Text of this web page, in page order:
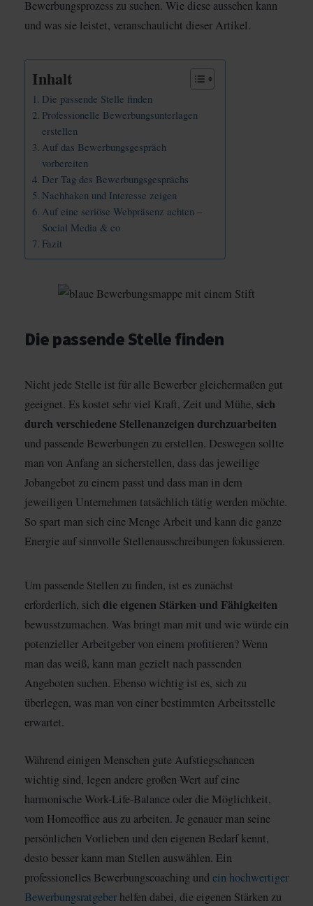
Bewerbungsprozess zu suchen. Wie diese aussehen kann
und was sie leistet, veranschaulicht dieser Artikel.
Inhalt
Die passende Stelle finden
Professionelle Bewerbungsunterlagen
erstellen
Auf das Bewerbungsgespräch
vorbereiten
Der Tag des Bewerbungsgesprächs
Nachhaken und Interesse zeigen
Auf eine seriöse Webpräsenz achten –
Social Media & co
Fazit
Die passende Stelle finden
Nicht jede Stelle ist für alle Bewerber gleichermaßen gut
geeignet. Es kostet sehr viel Kraft, Zeit und Mühe, sich
durch verschiedene Stellenanzeigen durchzuarbeiten
und passende Bewerbungen zu erstellen. Deswegen sollte
man von Anfang an sicherstellen, dass das jeweilige
Jobangebot zu einem passt und dass man in dem
jeweiligen Unternehmen tatsächlich tätig werden möchte.
So spart man sich eine Menge Arbeit und kann die ganze
Energie auf sinnvolle Stellenausschreibungen fokussieren.
Um passende Stellen zu finden, ist es zunächst
erforderlich, sich die eigenen Stärken und Fähigkeiten
bewusstzumachen. Was bringt man mit und wie würde ein
potenzieller Arbeitgeber von einem profitieren? Wenn
man das weiß, kann man gezielt nach passenden
Angeboten suchen. Ebenso wichtig ist es, sich zu
überlegen, was man von einer bestimmten Arbeitsstelle
erwartet.
Während einigen Menschen gute Aufstiegschancen
wichtig sind, legen andere großen Wert auf eine
harmonische Work-Life-Balance oder die Möglichkeit,
vom Homeoffice aus zu arbeiten. Je genauer man seine
persönlichen Vorlieben und den eigenen Bedarf kennt,
desto besser kann man Stellen auswählen. Ein
professionelles Bewerbungscoaching und ein hochwertiger
Bewerbungsratgeber helfen dabei, die eigenen Stärken zu